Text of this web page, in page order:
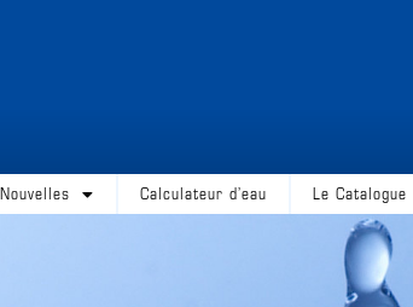
Nouvelles Calculateur d’eau Le Catalogue